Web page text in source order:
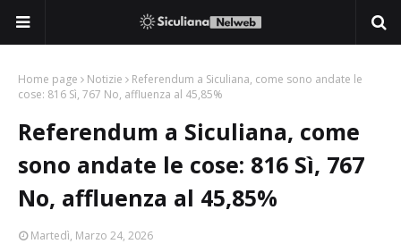
Home page Notizie
Referendum a Siculiana, come sono andate le
cose: 816 Sì, 767 No, affluenza al 45,85%
Referendum a Siculiana, come
sono andate le cose: 816 Sì, 767
No, affluenza al 45,85%
Martedì, Marzo 24, 2026